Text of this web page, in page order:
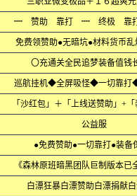
┉ 赞助 靠打 ┉ 终极 靠
免费领赞助●无暗坑●材料货币乱
〇充通关全民追梦装备值钱
巡航挂机◆全屏吸怪◆一切靠打
「沙红包」＋「上线送赞助」+「
公益服
●免费赞助●一切靠打●装备
《森林原班暗黑团队巨制版本已
白漂狂暴白漂赞助白漂捐献